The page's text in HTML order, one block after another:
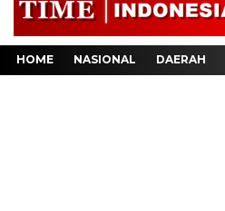
HOME NASIONAL DAERAH